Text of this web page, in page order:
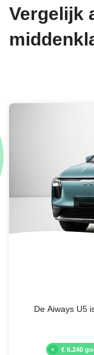
Vergelijk auto's in het SUV
De Aiways U5
€ 6.240